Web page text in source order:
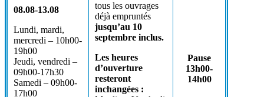
08.08-13.08
Lundi, mardi,
mercredi – 10h00-
19h00
Jeudi, vendredi –
09h00-17h30
Samedi – 09h00-
17h00
tous les ouvrages
déjà empruntés
jusqu’au 10
septembre inclus.
Les heures
d’ouverture
resteront
inchangées :
Pause
13h00-
14h00